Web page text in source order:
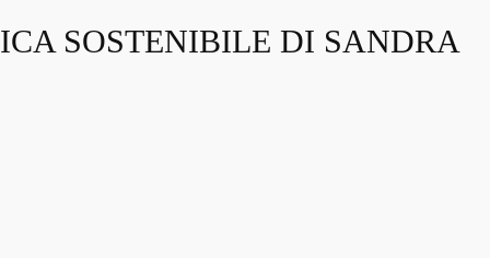
SOSTENIBILE DI SANDRA